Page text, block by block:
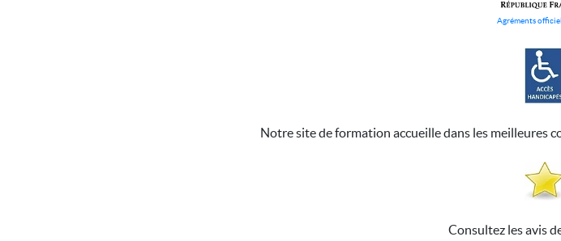
Agréments
Notre site de formation accueille dans les meilleures
Consultez les avis